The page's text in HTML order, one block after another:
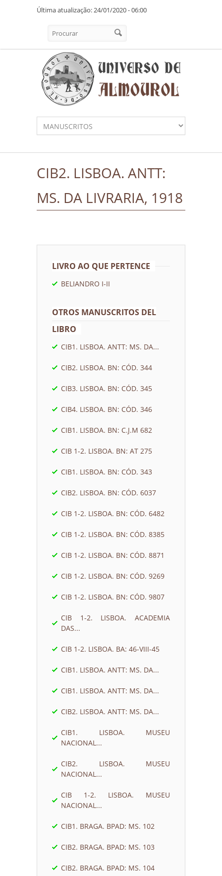
Pasar al contenido principal
Última atualização: 24/01/2020 - 06:00
Formulario de búsqueda
Procurar
CIB2. LISBOA. ANTT:
MS. DA LIVRARIA, 1918
LIVRO AO QUE PERTENCE
BELIANDRO I-II
OTROS MANUSCRITOS DEL
LIBRO
CIB1. LISBOA. ANTT: MS. DA...
CIB2. LISBOA. BN: CÓD. 344
CIB3. LISBOA. BN: CÓD. 345
CIB4. LISBOA. BN: CÓD. 346
CIB1. LISBOA. BN: C.J.M 682
CIB 1-2. LISBOA. BN: AT 275
CIB1. LISBOA. BN: CÓD. 343
CIB2. LISBOA. BN: CÓD. 6037
CIB 1-2. LISBOA. BN: CÓD. 6482
CIB 1-2. LISBOA. BN: CÓD. 8385
CIB 1-2. LISBOA. BN: CÓD. 8871
CIB 1-2. LISBOA. BN: CÓD. 9269
CIB 1-2. LISBOA. BN: CÓD. 9807
CIB 1-2. LISBOA. ACADEMIA
DAS...
CIB 1-2. LISBOA. BA: 46-VIII-45
CIB1. LISBOA. ANTT: MS. DA...
CIB1. LISBOA. ANTT: MS. DA...
CIB2. LISBOA. ANTT: MS. DA...
CIB1. LISBOA. MUSEU
NACIONAL...
CIB2. LISBOA. MUSEU
NACIONAL...
CIB 1-2. LISBOA. MUSEU
NACIONAL...
CIB1. BRAGA. BPAD: MS. 102
CIB2. BRAGA. BPAD: MS. 103
CIB2. BRAGA. BPAD: MS. 104